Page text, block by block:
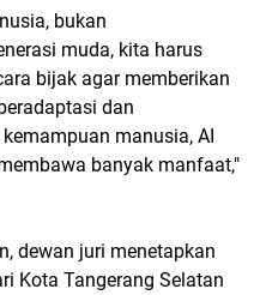
bukan
muda, kita harus
bijak agar memberikan
dan
manusia, AI
banyak manfaat,"
dewan juri menetapkan
Kota Tangerang Selatan